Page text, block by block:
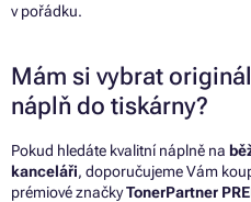
v pořádku.
Mám si vybrat
náplň do tiskárny?
Pokud hledáte kvalitní náplně na
kanceláři, doporučujeme Vám
prémiové značkyTonerPartner